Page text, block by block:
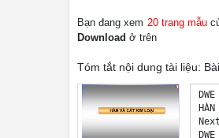
Bạn đang xem 20 trang mẫu
Download ở trên
Tóm tắt nội dung tài liệu:
DWE Department of Welding and Metal Technology Add: 306C1 - Dai Co Viet Str. No.1 - Hanoi – Vietnam / Tel.: +84. (04). 8692204
HÀN VÀ CẮT KIM LOẠI
Next >>End Show >
DWE Department of Welding and Metal Technology Add: 306C1 - Dai Co Viet Str.